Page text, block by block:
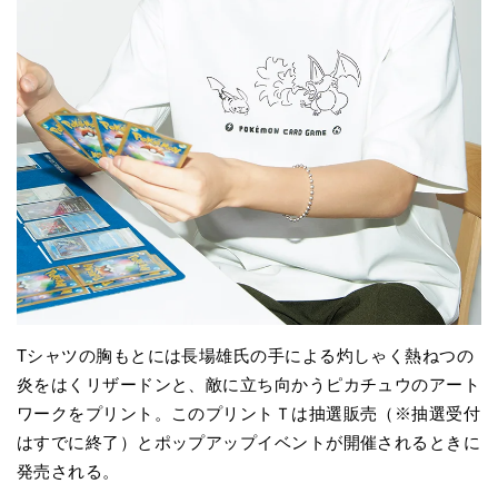
Tシャツの胸もとには長場雄氏の手による灼しゃく熱ねつの
炎をはくリザードンと、敵に立ち向かうピカチュウのアート
ワークをプリント。このプリントＴは抽選販売（※抽選受付
はすでに終了）とポップアップイベントが開催されるときに
発売される。